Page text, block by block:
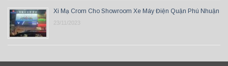
Xi Mạ Crom Cho Showroom Xe Máy Điện Quận Phú Nhuận
23/11/2023